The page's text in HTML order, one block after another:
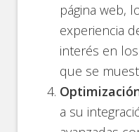
página web,
experiencia
interés en
que se
a su